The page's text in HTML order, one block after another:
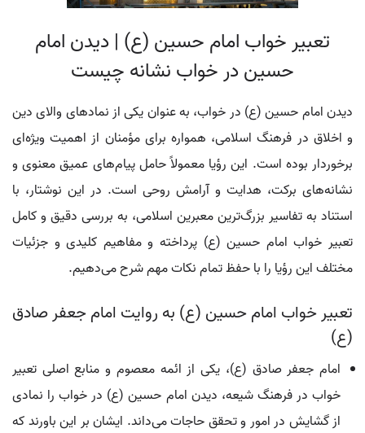
تعبیر خواب امام حسین (ع) | دیدن امام
حسین در خواب نشانه چیست
دیدن امام حسین (ع) در خواب، به عنوان یکی از نمادهای والای دین
و اخلاق در فرهنگ اسلامی، همواره برای مؤمنان از اهمیت ویژه‌ای
برخوردار بوده است. این رؤیا معمولاً حامل پیام‌های عمیق معنوی و
نشانه‌های برکت، هدایت و آرامش روحی است. در این نوشتار، با
استناد به تفاسیر بزرگ‌ترین معبرین اسلامی، به بررسی دقیق و کامل
تعبیر خواب امام حسین (ع) پرداخته و مفاهیم کلیدی و جزئیات
مختلف این رؤیا را با حفظ تمام نکات مهم شرح می‌دهیم.
تعبیر خواب امام حسین (ع) به روایت امام جعفر صادق
(ع)
امام جعفر صادق (ع)، یکی از ائمه معصوم و منابع اصلی تعبیر
خواب در فرهنگ شیعه، دیدن امام حسین (ع) در خواب را نمادی
از گشایش در امور و تحقق حاجات می‌داند. ایشان بر این باورند که